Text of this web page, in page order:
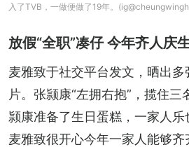
入了TVB，一做便做了19年。
放假“全职”凑仔 今年齐人庆
麦雅致于社交平台发文，晒出
片。张颕康“左拥右抱”，揽住
颕康准备了生日蛋糕，一家人乐
麦雅致很开心今年一家人能够